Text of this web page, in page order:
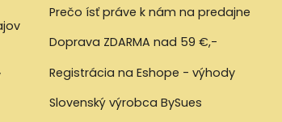
Prečo ísť práve k nám na predajne
Doprava ZDARMA nad 59 €,-
Registrácia na Eshope - výhody
Slovenský výrobca BySues